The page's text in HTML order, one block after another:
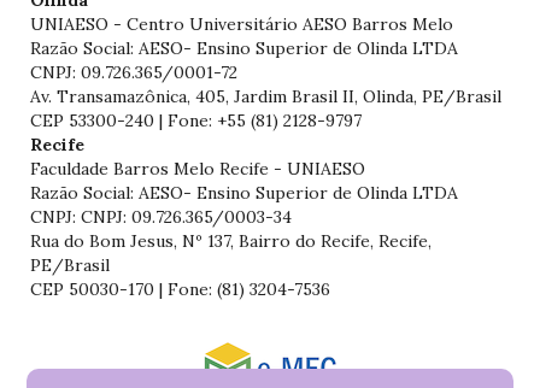
UNIAESO - Centro Universitário AESO Barros Melo
Razão Social: AESO- Ensino Superior de Olinda LTDA
CNPJ: 09.726.365/0001-72
Av. Transamazônica, 405, Jardim Brasil II, Olinda, PE/Brasil
CEP 53300-240 | Fone: +55 (81) 2128-9797
Recife
Faculdade Barros Melo Recife - UNIAESO
Razão Social: AESO- Ensino Superior de Olinda LTDA
CNPJ: CNPJ: 09.726.365/0003-34
Rua do Bom Jesus, Nº 137, Bairro do Recife, Recife,
PE/Brasil
CEP 50030-170 | Fone: (81) 3204-7536